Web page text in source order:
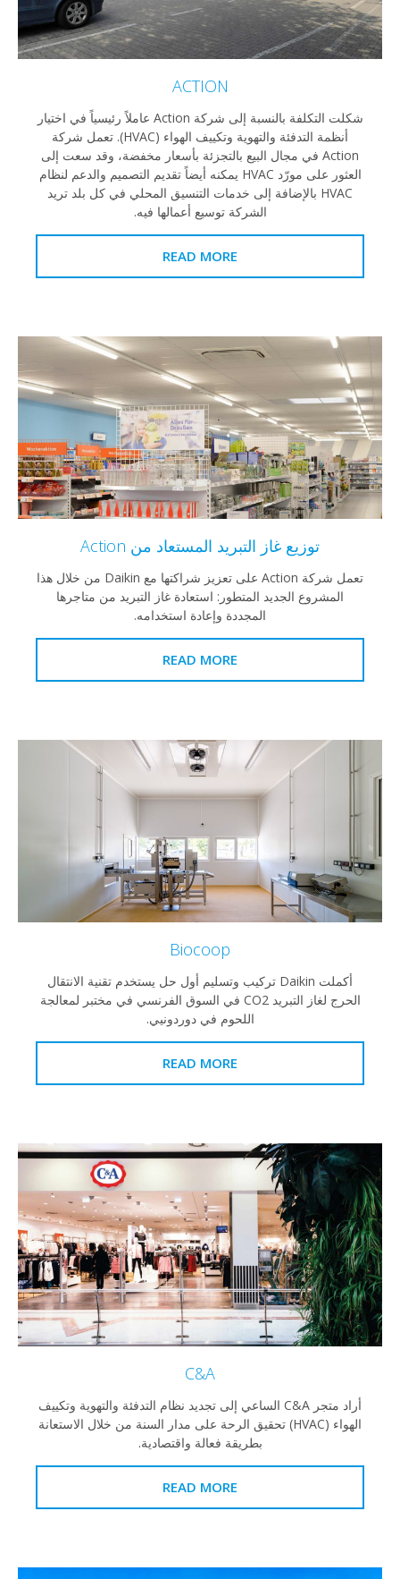
شكلت التكلفة بالنسبة إلى شركة Action عاملاً رئيسياً في اختيار
أنظمة التدفئة والتهوية وتكييف الهواء (HVAC). تعمل شركة
Action في مجال البيع بالتجزئة بأسعار مخفضة، وقد سعت إلى
العثور على مورّد HVAC يمكنه أيضاً تقديم التصميم والدعم لنظام
HVAC بالإضافة إلى خدمات التنسيق المحلي في كل بلد تريد
الشركة توسيع أعمالها فيه.
READ MORE
توزيع غاز التبريد المستعاد من Action
تعمل شركة Action على تعزيز شراكتها مع Daikin من خلال هذا
الجديد المتطور: استعادة غاز التبريد من متاجرها
المجددة وإعادة استخدامه.
READ MORE
أكملت Daikin تركيب وتسليم أول حل يستخدم تقنية الانتقال
الحرج لغاز التبريد CO2 في السوق الفرنسي في مختبر لمعالجة
اللحوم في دوردونيي.
READ MORE
أراد متجر C&A الساعي إلى تجديد نظام التدفئة والتهوية وتكييف
الهواء (HVAC) تحقيق الرحة على مدار السنة من خلال الاستعانة
بطريقة فعالة واقتصادية.
READ MORE